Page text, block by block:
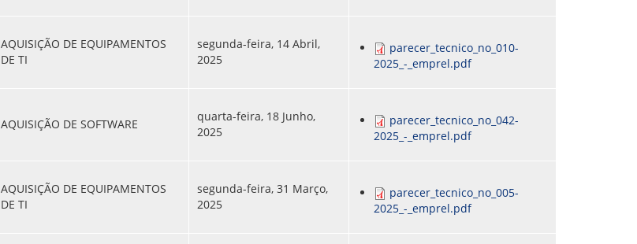
AQUISIÇÃO DE EQUIPAMENTOS
DE TI
segunda-feira, 14 Abril,
2025
parecer_tecnico_no_010-
2025_-_emprel.pdf
AQUISIÇÃO DE SOFTWARE
quarta-feira, 18 Junho,
2025
parecer_tecnico_no_042-
2025_-_emprel.pdf
AQUISIÇÃO DE EQUIPAMENTOS
DE TI
segunda-feira, 31 Março,
2025
parecer_tecnico_no_005-
2025_-_emprel.pdf